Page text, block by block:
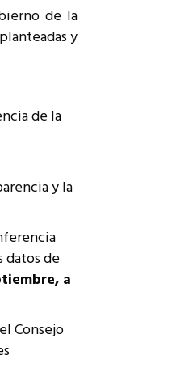
de la
y
de la
y la
datos de
a
Consejo